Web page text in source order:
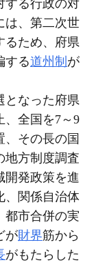
する行政の対
は、第二次世
るため、府県
する道州制 が
となった府県
、全国を7～9
、その長の国
地方制度調査
開発政策を進
、関係自治体
都市合併の実
が財界筋から
がもたらした